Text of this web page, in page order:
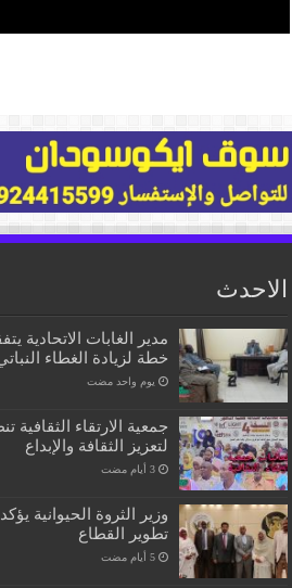
الاحدث
مدير الغابات الاتحادية
خطة لزيادة الغطاء
‏يوم واحد مضت
جمعية الارتقاء الثقافية
لتعزيز الثقافة والإبداع
‏3 أيام مضت
وزير الثروة الحيوانية
تطوير القطاع
‏5 أيام مضت